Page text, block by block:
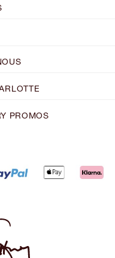
PROMOS